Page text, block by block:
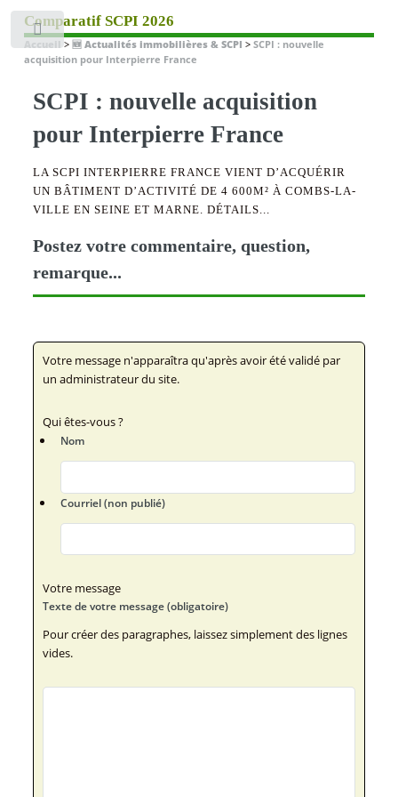
Comparatif SCPI 2026
Accueil > 🆕 Actualités immobilières & SCPI > SCPI : nouvelle
acquisition pour Interpierre France
SCPI : nouvelle acquisition
pour Interpierre France
LA SCPI INTERPIERRE FRANCE VIENT D’ACQUÉRIR
UN BÂTIMENT D’ACTIVITÉ DE 4 600M² À COMBS-LA-
VILLE EN SEINE ET MARNE. DÉTAILS...
Postez votre commentaire, question,
remarque...
Votre message n'apparaîtra qu'après avoir été validé par
un administrateur du site.
Qui êtes-vous ?
Nom
Courriel (non publié)
Votre message
Texte de votre message (obligatoire)
Pour créer des paragraphes, laissez simplement des lignes
vides.
Toggle